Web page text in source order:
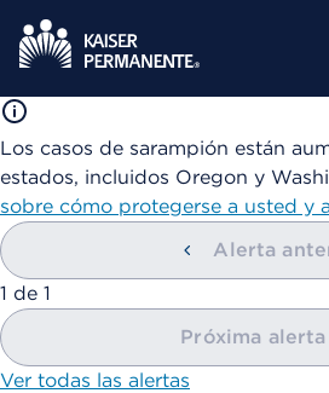
Los casos de sarampión están
estados, incluidos Oregon y
sobre cómo protegerse a usted y
Alerta
mostrando
1 de 1
Próxima alerta
Ver todas las alertas